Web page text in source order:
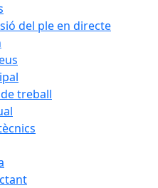
del ple en directe
treball